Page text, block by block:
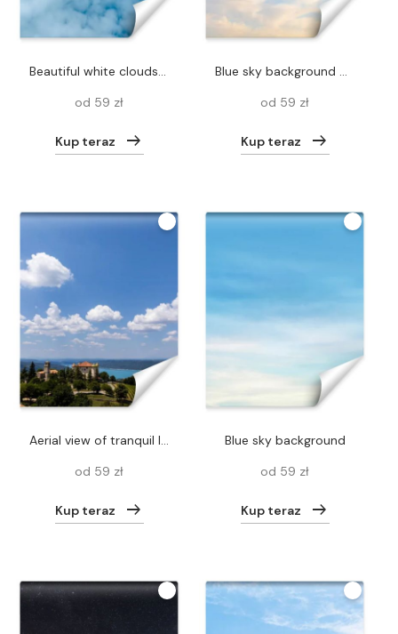
beautiful white clouds at light blue sky
od 59 zł
Kup teraz
blue sky background with clouds. nature in summer at sunrise
od 59 zł
Kup teraz
aerial view of tranquil landscape with beautiful architecture and majestic nature in provence, france
od 59 zł
Kup teraz
Blue sky background
od 59 zł
Kup teraz